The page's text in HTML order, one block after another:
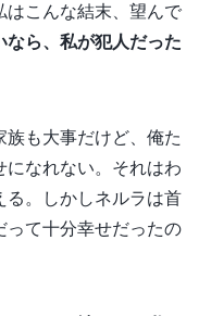
はこんな結末、望んで
なら、私が犯人だった
族も大事だけど、俺た
になれない。それはわ
る。しかしネルラは首
って十分幸せだったの